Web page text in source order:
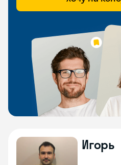
Игорь